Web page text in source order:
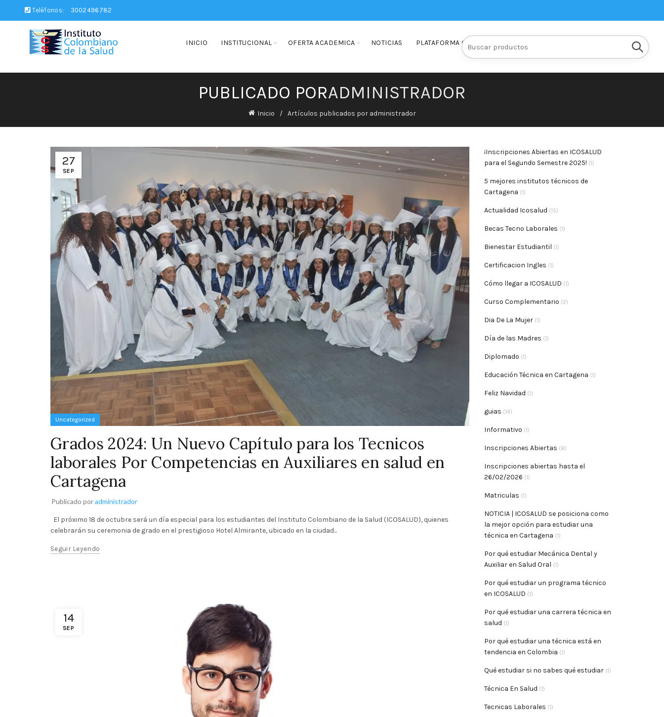
Teléfonos: 3002496782
INICIO INSTITUCIONAL OFERTA ACADEMICA NOTICIAS PLATAFORMA Q10 INSCRIPCIONES
Buscar:
PUBLICADO PORADMINISTRADOR
Inicio Artículos publicados por administrador
27
SEP
Uncategorized
Grados 2024: Un Nuevo Capítulo para los Tecnicos
laborales Por Competencias en Auxiliares en salud en
Cartagena
Publicado poradministrador
El próximo 18 de octubre será un día especial para los estudiantes del Instituto Colombiano de la Salud (ICOSALUD), quienes
celebrarán su ceremonia de grado en el prestigioso Hotel Almirante, ubicado en la ciudad...
Seguir Leyendo
14
SEP
¡Inscripciones Abiertas en ICOSALUD
para el Segundo Semestre 2025! (1)
5 mejores institutos técnicos de
Cartagena (1)
Actualidad Icosalud (15)
Becas Tecno Laborales (1)
Bienestar Estudiantil (1)
Certificacion Ingles (1)
Cómo llegar a ICOSALUD (1)
Curso Complementario (2)
Dia De La Mujer(1)
Día de las Madres (1)
Diplomado (1)
Educación Técnica en Cartagena (1)
Feliz Navidad (1)
guias (14)
Informativo (1)
Inscripciones Abiertas (8)
Inscripciones abiertas hasta el
26/02/2026 (1)
Matriculas (1)
NOTICIA | ICOSALUD se posiciona como
la mejor opción para estudiar una
técnica en Cartagena (1)
Por qué estudiar Mecánica Dental y
Auxiliar en Salud Oral (1)
Por qué estudiar un programa técnico
en ICOSALUD (1)
Por qué estudiar una carrera técnica en
salud (1)
Por qué estudiar una técnica está en
tendencia en Colombia (1)
Qué estudiar si no sabes qué estudiar(1)
Técnica En Salud (1)
Tecnicas Laborales (1)